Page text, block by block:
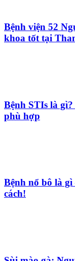
Bệnh viện 52
khoa tốt tại
Bệnh STIs là
phù hợp
Bệnh nổ bô là
cách!